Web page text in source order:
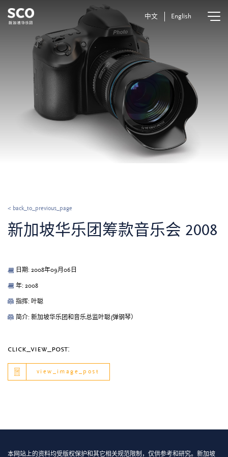
中文 English
< back_to_previous_page
新加坡华乐团筹款音乐会 2008
日期: 2008年09月06日
年: 2008
指挥: 叶聪
简介: 新加坡华乐团和音乐总监叶聪(弹钢琴）
click_view_post:
view_image_post
本网站上的资料均受版权保护和其它相关规范限制，仅供参考和研究。新加坡